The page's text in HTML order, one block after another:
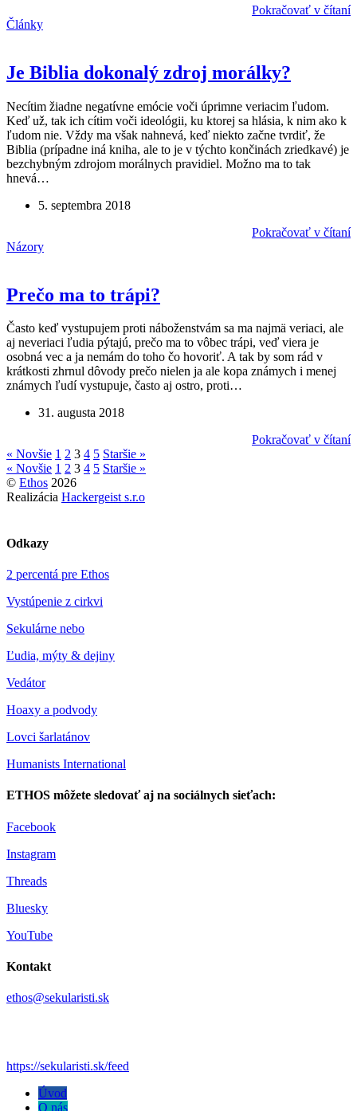
Pokračovať v čítaní
Články
Je Biblia dokonalý zdroj morálky?
Necítim žiadne negatívne emócie voči úprimne veriacim ľudom.
Keď už, tak ich cítim voči ideológii, ku ktorej sa hlásia, k nim ako k
ľudom nie. Vždy ma však nahnevá, keď niekto začne tvrdiť, že
Biblia (prípadne iná kniha, ale to je v týchto končinách zriedkavé) je
bezchybným zdrojom morálnych pravidiel. Možno ma to tak
hnevá…
5. septembra 2018
Pokračovať v čítaní
Názory
Prečo ma to trápi?
Často keď vystupujem proti náboženstvám sa ma najmä veriaci, ale
aj neveriaci ľudia pýtajú, prečo ma to vôbec trápi, veď viera je
osobná vec a ja nemám do toho čo hovoriť. A tak by som rád v
krátkosti zhrnul dôvody prečo nielen ja ale kopa známych i menej
známych ľudí vystupuje, často aj ostro, proti…
31. augusta 2018
Pokračovať v čítaní
« Novšie 1 2 3 4 5 Staršie »
« Novšie 1 2 3 4 5 Staršie »
© Ethos 2026
Realizácia Hackergeist s.r.o
Odkazy
2 percentá pre Ethos
Vystúpenie z cirkvi
Sekulárne nebo
Ľudia, mýty & dejiny
Vedátor
Hoaxy a podvody
Lovci šarlatánov
Humanists International
ETHOS môžete sledovať aj na sociálnych sieťach:
Facebook
Instagram
Threads
Bluesky
YouTube
Kontakt
ethos@sekularisti.sk
https://sekularisti.sk/feed
Úvod
O nás